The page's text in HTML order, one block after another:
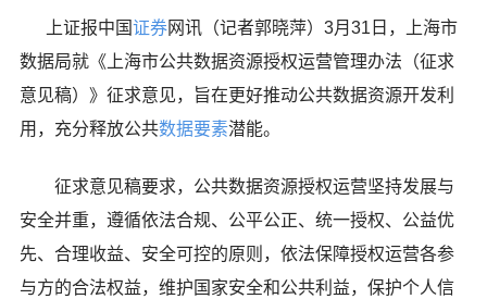
上证报中国证券网讯（记者郭晓萍）3月31日，上海市
数据局就《上海市公共数据资源授权运营管理办法（征求
意见稿）》征求意见，旨在更好推动公共数据资源开发利
用，充分释放公共数据要素潜能。
征求意见稿要求，公共数据资源授权运营坚持发展与
安全并重，遵循依法合规、公平公正、统一授权、公益优
先、合理收益、安全可控的原则，依法保障授权运营各参
与方的合法权益，维护国家安全和公共利益，保护个人信